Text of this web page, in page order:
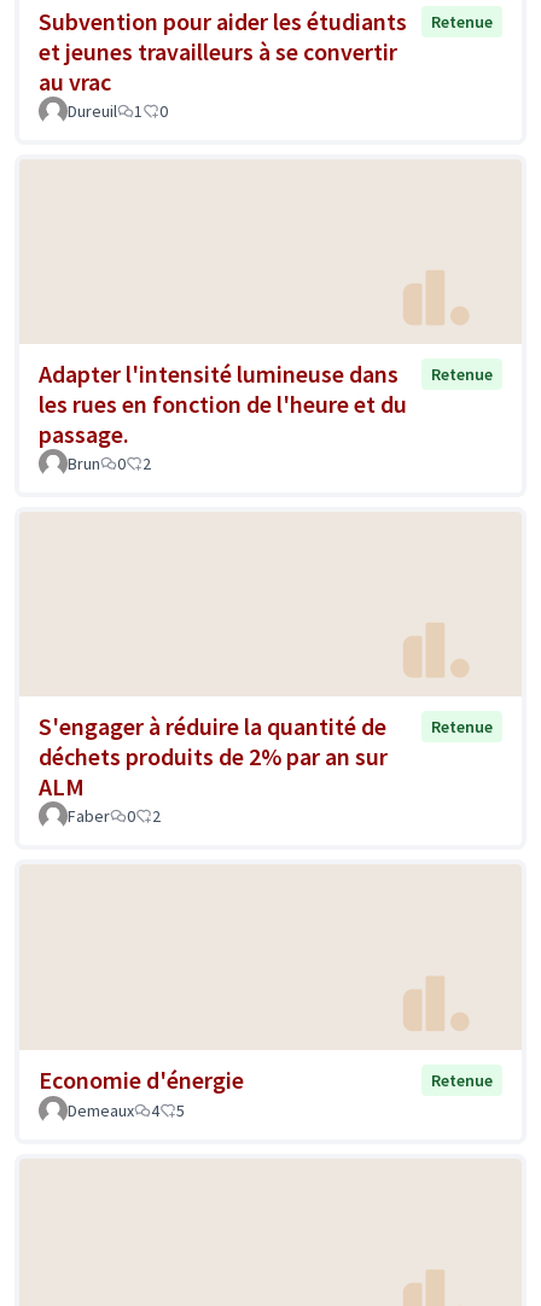
Subvention pour aider les étudiants
et jeunes travailleurs à se convertir
au vrac
Retenue
Dureuil 1 0
Adapter l'intensité lumineuse dans
les rues en fonction de l'heure et du
passage.
Retenue
Brun 0 2
S'engager à réduire la quantité de
déchets produits de 2% par an sur
ALM
Retenue
Faber 0 2
Economie d'énergie
Retenue
Demeaux
4 5